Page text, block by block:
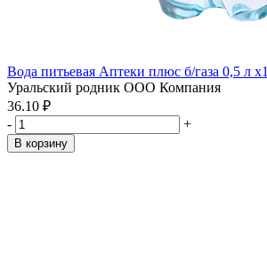
Вода питьевая Аптеки плюс б/газа 0,5 л x1
Уральский родник ООО Компания
36.10 ₽
-
+
В корзину